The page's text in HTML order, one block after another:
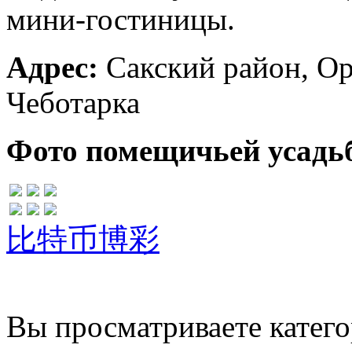
мини-гостиницы.
Адрес: Сакский район,
Чеботарка
Фото помещичьей
比特币博彩
Вы просматриваете